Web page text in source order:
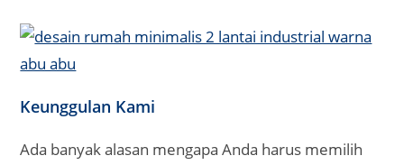
Keunggulan Kami
Ada banyak alasan mengapa Anda harus memilih